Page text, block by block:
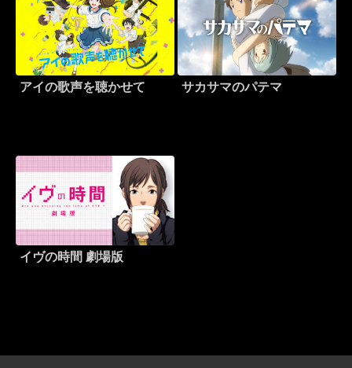
アイの歌声を聴かせて サカサマのパテマ
イヴの時間 劇場版